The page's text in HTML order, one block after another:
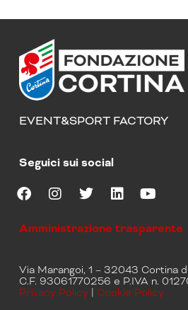
EVENT&SPORT FACTORY
Seguici sui social
F
c
o
o
I
s
g
r
i
e
r
L
n
d
i
u
b
e
Amministrazione trasparente
Via Marangoi, 1 – 32043 Cortina
C.F. 93061770256 e P.IVA n.
Privacy Policy | Cookie Policy